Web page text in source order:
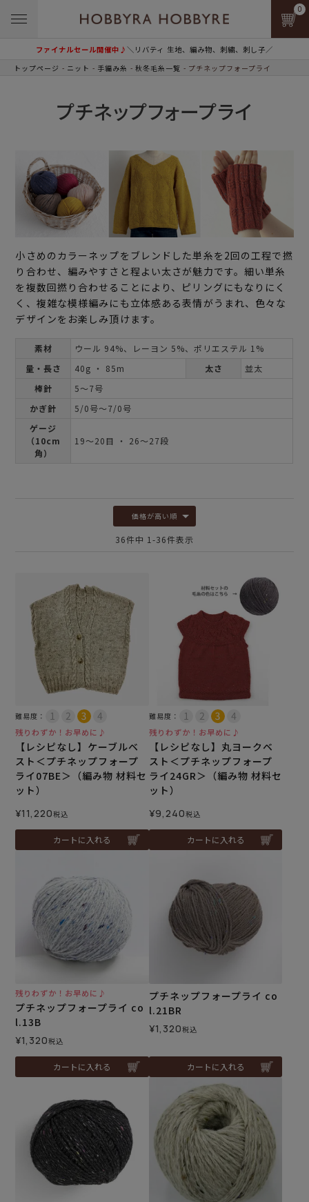
ファイナルセール開催中♪＼リバティ 生地、編み物、刺繍、刺し子／
0
トップページ ニット 手編み糸 秋冬毛糸一覧 プチネップフォープライ
プチネップフォープライ
小さめのカラーネップをブレンドした単糸を2回の工程で撚
り合わせ、編みやすさと程よい太さが魅力です。細い単糸
を複数回撚り合わせることにより、ピリングにもなりにく
く、複雑な模様編みにも立体感ある表情がうまれ、色々な
デザインをお楽しみ頂けます。
素材
ウール 94%、レーヨン 5%、ポリエステル 1%
量・長さ
40g ・ 85m 太さ
並太
棒針
5～7号
かぎ針
5/0号～7/0号
ゲージ
（10cm
角）
19～20目 ・ 26～27段
価格が高い順
36件中 1 -36件表示
難易度：
残りわずか！お早めに♪
【レシピなし】ケーブルベ
スト＜プチネップフォープ
ライ07BE＞（編み物 材料セ
ット）
¥11,220税込
カートに入れる
難易度：
残りわずか！お早めに♪
【レシピなし】丸ヨークベ
スト＜プチネップフォープ
ライ24GR＞（編み物 材料セ
ット）
¥9,240税込
カートに入れる
残りわずか！お早めに♪
プチネップフォープライ co
l.13B
¥1,320税込
カートに入れる
プチネップフォープライ co
l.21BR
¥1,320税込
カートに入れる